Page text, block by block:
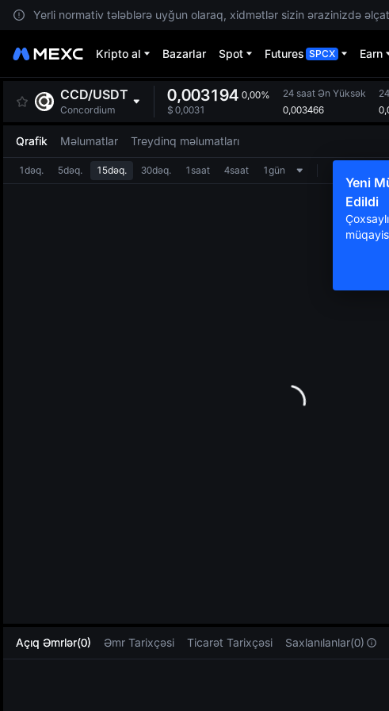
Yerli normativ tələblərə uyğun olaraq, xidmətlər sizin ərazinizdə
Kripto al Bazarlar Spot Futures SPCX Earn
CCD/USDT
Concordium
0,003194 0,00%
$ 0,0031
24 saat Ən Yüksək
0,003466
Qrafik Məlumatlar Treydinq məlumatları
Yeni
Edildi
1dəq. 5dəq. 15dəq. 30dəq. 1saat 4saat 1gün
Açıq Əmrlər(0) Əmr Tarixçəsi Ticarət Tarixçəsi Saxlanılanlar(0)